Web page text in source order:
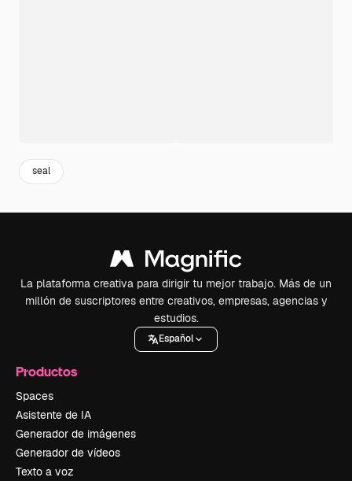
seal
La plataforma creativa para dirigir tu mejor trabajo. Más de un
millón de suscriptores entre creativos, empresas, agencias y
estudios.
Español
Productos
Spaces
Asistente de IA
Generador de imágenes
Generador de vídeos
Texto a voz